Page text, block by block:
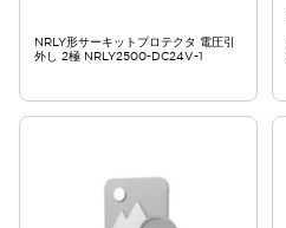
NRLY形サーキットプロテクタ 電圧引
外し 2極 NRLY2500-DC24V-1